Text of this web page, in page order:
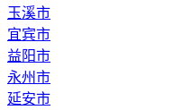
玉溪市
宜宾市
益阳市
永州市
延安市